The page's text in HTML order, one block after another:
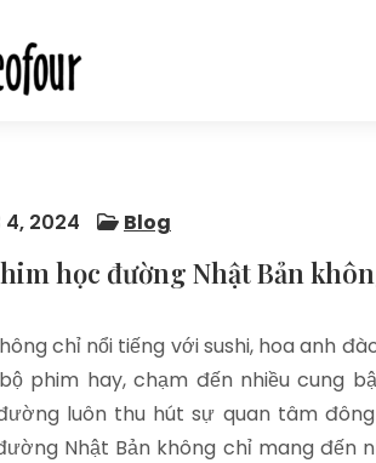
4, 2024 Blog
học đường Nhật Bản
chỉ nổi tiếng với sushi, hoa anh
phim hay, chạm đến nhiều cung
luôn thu hút sự quan tâm
Nhật Bản không chỉ mang